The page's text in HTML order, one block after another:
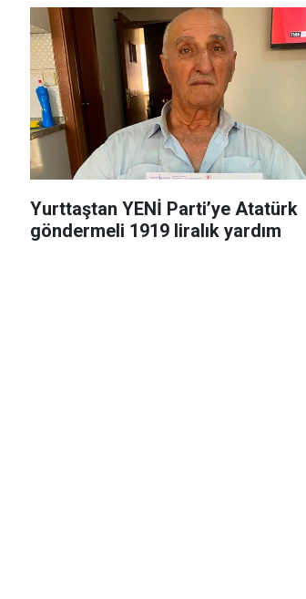
Yurttaştan YENİ Parti’ye Atatürk
göndermeli 1919 liralık yardım